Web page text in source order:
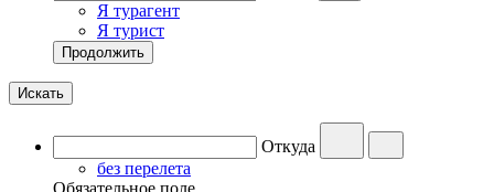
Я турагент
Я турист
Продолжить
Искать
Откуда
без перелета
Обязательное поле